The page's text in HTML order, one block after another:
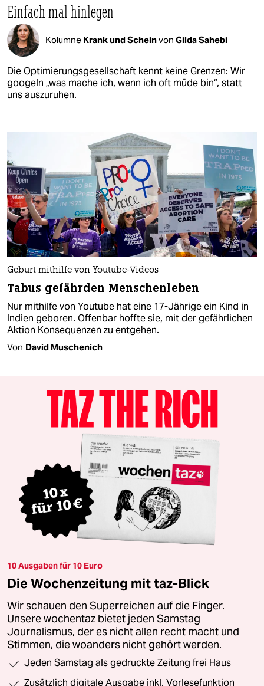
Einfach mal hinlegen
Kolumne Krank und Scheinvon Gilda Sahebi
Die Optimierungsgesellschaft kennt keine Grenzen: Wir
googeln „was mache ich, wenn ich oft müde bin“, statt
uns auszuruhen.
Geburt mithilfe von Youtube-Videos
Tabus gefährden Menschenleben
Nur mithilfe von Youtube hat eine 17-Jährige ein Kind in
Indien geboren. Offenbar hoffte sie, mit der gefährlichen
Aktion Konsequenzen zu entgehen.
Von David Muschenich
10 Ausgaben für 10 Euro
Die Wochenzeitung mit taz-Blick
Wir schauen den Superreichen auf die Finger.
Unsere wochentaz bietet jeden Samstag
Journalismus, der es nicht allen recht macht und
Stimmen, die woanders nicht gehört werden.
Jeden Samstag als gedruckte Zeitung frei Haus
Zusätzlich digitale Ausgabe inkl. Vorlesefunktion